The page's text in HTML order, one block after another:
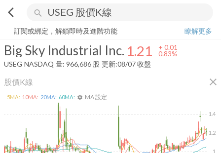
arrow_back_ios search
Big Sky Industrial Inc. 1.21 +0.83%
訂閱或綁定，解鎖即時及進階功能
瞭解更多
Big Sky Industrial Inc. 1.21 + 0.01
0.83%
USEG NASDAQ 量: 966,686 股 更新:08/07 收盤
股價K線 close
1
1.2
1.4
5MA: 10MA: 20MA: 60MA: settings MA 設定